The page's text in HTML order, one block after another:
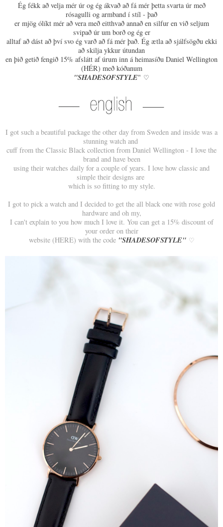
Ég fékk að velja mér úr og ég ákvað að fá mér þetta svarta úr með
rósagulli og armband í stíl - það
er mjög ólíkt mér að vera með eitthvað annað en silfur en við seljum
svipað úr um borð og ég er
alltaf að dást að því svo ég varð að fá mér það. Ég ætla að sjálfsögðu ekki
að skilja ykkur útundan
en þið getið fengið 15% afslátt af úrum inn á heimasíðu Daniel Wellington
(HÉR) með kóðanum
"SHADESOFSTYLE" ♡
I got such a beautiful package the other day from Sweden and inside was a
stunning watch and
cuff from the Classic Black collection from Daniel Wellington - I love the
brand and have been
using their watches daily for a couple of years. I love how classic and
simple their designs are
which is so fitting to my style.
I got to pick a watch and I decided to get the all black one with rose gold
hardware and oh my,
I can't explain to you how much I love it. You can get a 15% discount of
your order on their
website (HERE) with the code "SHADESOFSTYLE" ♡